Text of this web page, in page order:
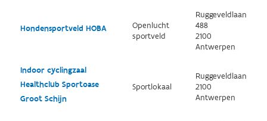
Hondensportveld HOBA
Openlucht
sportveld
Ruggeveldlaan
488
2100
Antwerpen
Indoor cyclingzaal
Healthclub Sportoase
Groot Schijn
Sportlokaal
Ruggeveldlaan
2100
Antwerpen